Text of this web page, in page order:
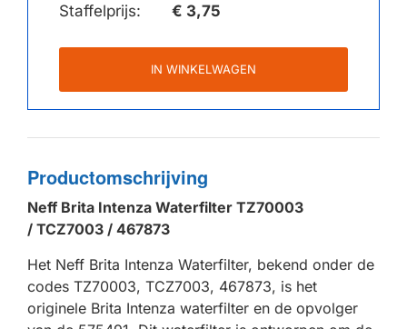
Staffelprijs: € 3,75
IN WINKELWAGEN
Productomschrijving
Neff Brita Intenza Waterfilter TZ70003
/ TCZ7003 / 467873
Het Neff Brita Intenza Waterfilter, bekend onder de
codes TZ70003, TCZ7003, 467873, is het
originele Brita Intenza waterfilter en de opvolger